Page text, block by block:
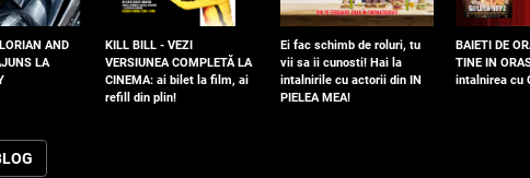
AND
LA
KILL BILL - VEZI
VERSIUNEA COMPLETĂ LA
CINEMA: ai bilet la film, ai
refill din plin!
Ei fac schimb de roluri, tu
vii sa ii cunosti! Hai la
intalnirile cu actorii din IN
PIELEA MEA!
BAIETI DE
TINE IN
intalnirea cu